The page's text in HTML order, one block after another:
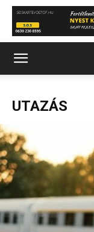
UTAZÁS